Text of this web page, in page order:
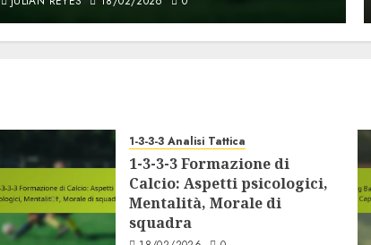
1-3-3-3 Analisi Tattica
1-3-3-3 Formazione di
Calcio: Aspetti psicologici,
Mentalità, Morale di
squadra